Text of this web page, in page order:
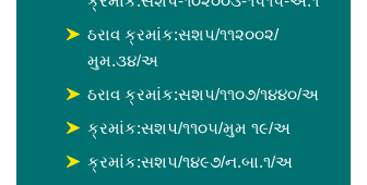
ઠરાવ ક્રમાંક:સશપ/૧૧૨૦૦૨/
મુમ.૩૪/અ
ઠરાવ ક્રમાંક:સશપ/૧૧૦૭/૧૪૪૦/અ
ક્રમાંક:સશપ/૧૧૦૫/મુમ ૧૯/અ
ક્રમાંક:સશપ/૧૪૯૭/ન.બા.૧/અ